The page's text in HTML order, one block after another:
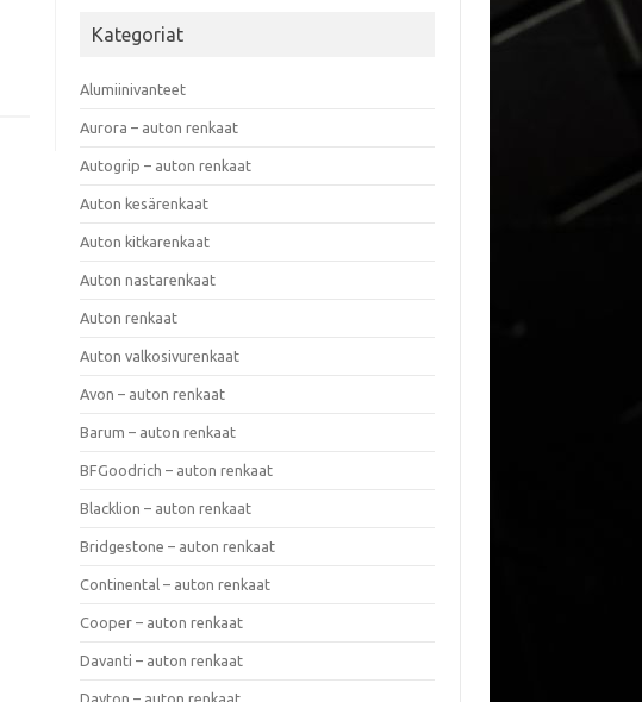
Kategoriat
Alumiinivanteet
Aurora – auton renkaat
Autogrip – auton renkaat
Auton kesärenkaat
Auton kitkarenkaat
Auton nastarenkaat
Auton renkaat
Auton valkosivurenkaat
Avon – auton renkaat
Barum – auton renkaat
BFGoodrich – auton renkaat
Blacklion – auton renkaat
Bridgestone – auton renkaat
Continental – auton renkaat
Cooper – auton renkaat
Davanti – auton renkaat
Dayton – auton renkaat